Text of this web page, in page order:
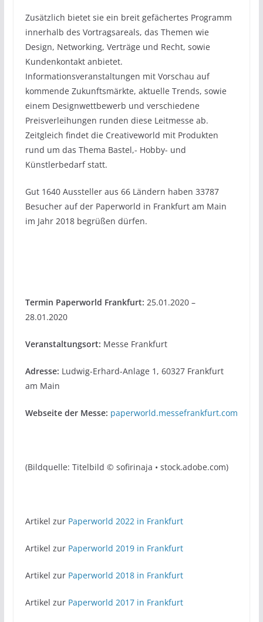
Zusätzlich bietet sie ein breit gefächertes Programm
innerhalb des Vortragsareals, das Themen wie
Design, Networking, Verträge und Recht, sowie
Kundenkontakt anbietet.
Informationsveranstaltungen mit Vorschau auf
kommende Zukunftsmärkte, aktuelle Trends, sowie
einem Designwettbewerb und verschiedene
Preisverleihungen runden diese Leitmesse ab.
Zeitgleich findet die Creativeworld mit Produkten
rund um das Thema Bastel,- Hobby- und
Künstlerbedarf statt.
Gut 1640 Aussteller aus 66 Ländern haben 33787
Besucher auf der Paperworld in Frankfurt am Main
im Jahr 2018 begrüßen dürfen.
Termin Paperworld Frankfurt: 25.01.2020 –
28.01.2020
Veranstaltungsort: Messe Frankfurt
Adresse: Ludwig-Erhard-Anlage 1, 60327 Frankfurt
am Main
Webseite der Messe: paperworld.messefrankfurt.com
(Bildquelle: Titelbild © sofirinaja • stock.adobe.com)
Artikel zur Paperworld 2022 in Frankfurt
Artikel zur Paperworld 2019 in Frankfurt
Artikel zur Paperworld 2018 in Frankfurt
Artikel zur Paperworld 2017 in Frankfurt